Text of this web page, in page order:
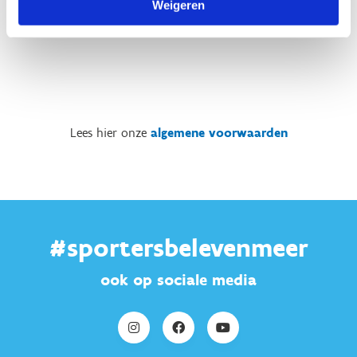
Weigeren
Lees hier onze algemene voorwaarden
#sportersbelevenmeer
ook op sociale media